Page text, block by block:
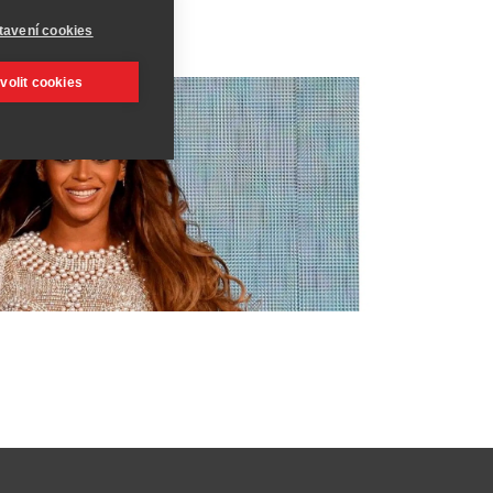
cookies
cookies